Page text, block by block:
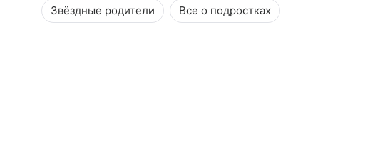
Звёздные родители Все о подростках